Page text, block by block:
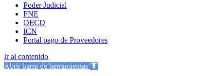
Poder Judicial
FNE
OECD
ICN
Portal pago de Proveedores
Ir al contenido
Abrir barra de herramientas